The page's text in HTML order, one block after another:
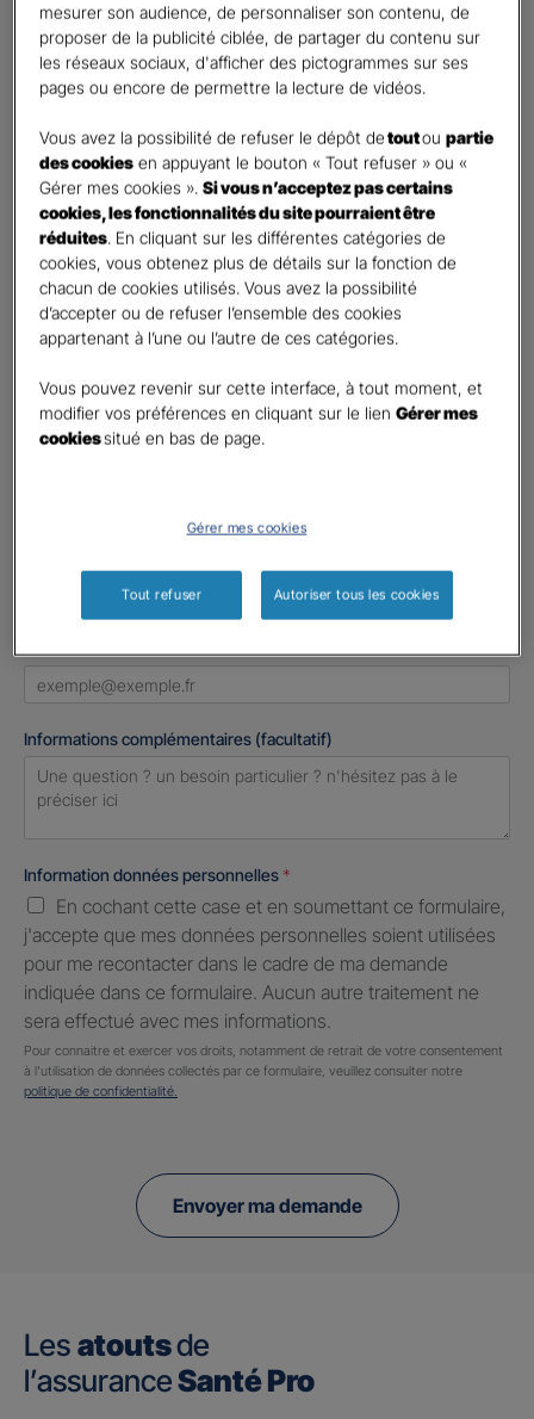
Moi
Conjoint
Enfant(s)
à les déclarer à votre Agent.
Vos informations :
Etes-vous déjà client Gan assurances ?*
Oui
Non
Civilité *
Madame
Monsieur
Last
+1
Informations complémentaires (facultatif)
Information données personnelles *
En cochant cette case et en soumettant ce formulaire,
j'accepte que mes données personnelles soient utilisées
pour me recontacter dans le cadre de ma demande
indiquée dans ce formulaire. Aucun autre traitement ne
sera effectué avec mes informations.
Pour connaitre et exercer vos droits, notamment de retrait de votre consentement
à l'utilisation de données collectés par ce formulaire, veuillez consulter notre
politique de confidentialité.
Envoyer ma demande
Les atoutsde
l’assuranceSanté Pro
mesurer son audience, de personnaliser son contenu, de
proposer de la publicité ciblée, de partager du contenu sur
les réseaux sociaux, d'afficher des pictogrammes sur ses
pages ou encore de permettre la lecture de vidéos.
Vous avez la possibilité de refuser le dépôt detoutoupartie
des cookies en appuyant le bouton « Tout refuser » ou «
Gérer mes cookies ».Si vous n’acceptez pas certains
cookies, les fonctionnalités du site pourraient être
réduites. En cliquant sur les différentes catégories de
cookies, vous obtenez plus de détails sur la fonction de
chacun de cookies utilisés. Vous avez la possibilité
d’accepter ou de refuser l’ensemble des cookies
appartenant à l’une ou l’autre de ces catégories.
Vous pouvez revenir sur cette interface, à tout moment, et
modifier vos préférences en cliquant sur le lienGérer mes
cookiessitué en bas de page.
Gérer mes cookies
Tout refuser Autoriser tous les cookies